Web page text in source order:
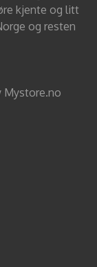
kjente og litt
og resten
Mystore.no